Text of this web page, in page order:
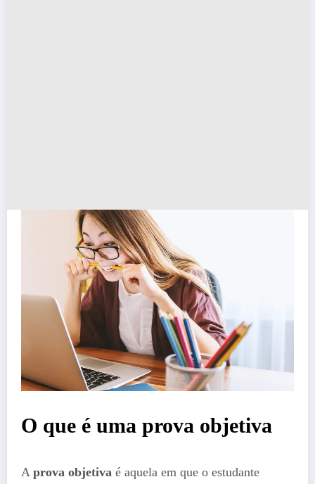
O que é uma prova objetiva
A prova objetiva é aquela em que o estudante